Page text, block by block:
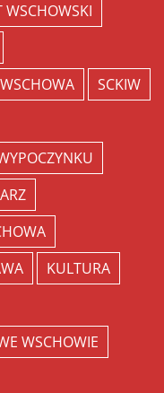
WSCHOWSKI
SCKIW
KULTURA
WSCHOWIE